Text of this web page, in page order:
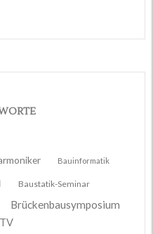
Bauinformatik
Baustatik-Seminar
Brückenbausymposium